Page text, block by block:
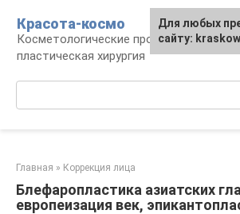
контенту
Красота-космо
Косметологические процедуры,
пластическая хирургия
Главная » Коррекция лица
Блефаропластика азиатских
европеизация век,
Для любых
сайту: